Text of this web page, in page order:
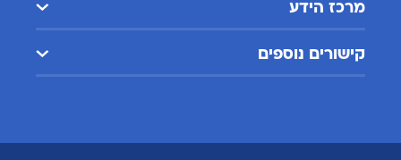
מרכז הידע
קישורים נוספים